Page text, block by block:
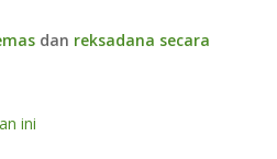
dan reksadana secara
ini